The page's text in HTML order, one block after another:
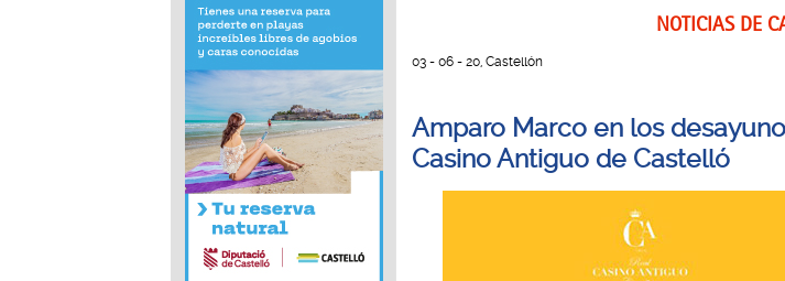
NOTICIAS DE
03 - 06 - 20, Castellón
Amparo Marco en los
Casino Antiguo de Castelló